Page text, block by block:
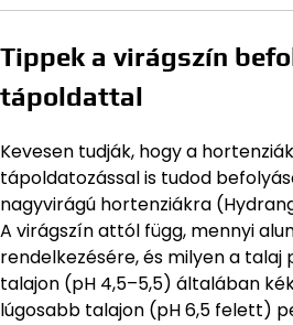
Tippek a virágszín
tápoldattal
Kevesen tudják, hogy a
tápoldatozással is tudod
nagyvirágú hortenziákra
A virágszín attól függ, mennyi
rendelkezésére, és milyen a
talajon (pH 4,5–5,5) általában
lúgosabb talajon (pH 6,5 felett)